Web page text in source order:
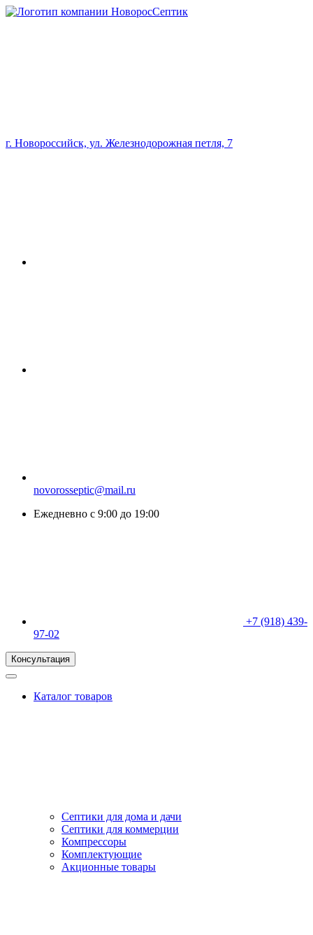
г. Новороссийск, ул. Железнодорожная петля, 7
novorosseptic@mail.ru
Ежедневно с 9:00 до 19:00
+7 (918) 439-
97-02
Консультация
Каталог товаров
Септики для дома и дачи
Септики для коммерции
Компрессоры
Комплектующие
Акционные товары